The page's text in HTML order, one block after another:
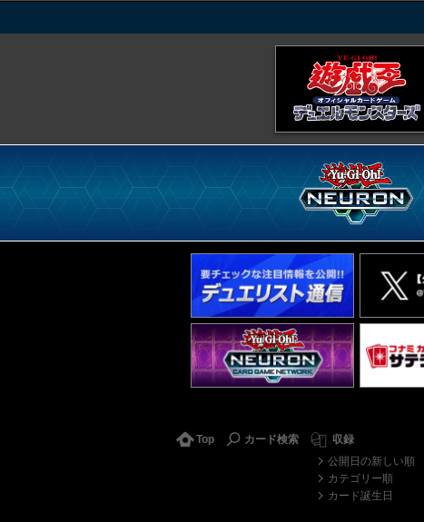
Top カード検索
収録
公開日の新しい順
カテゴリー順
カード誕生日